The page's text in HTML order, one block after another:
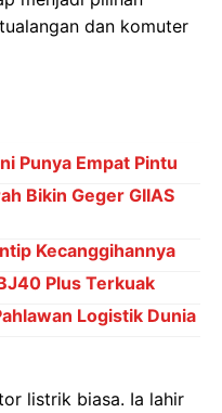
dan komuter
Punya Empat Pintu
Bikin Geger GIIAS
Kecanggihannya
Plus Terkuak
Logistik Dunia
listrik biasa. Ia lahir